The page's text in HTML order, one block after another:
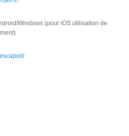
Windows (pour iOS utilisation de